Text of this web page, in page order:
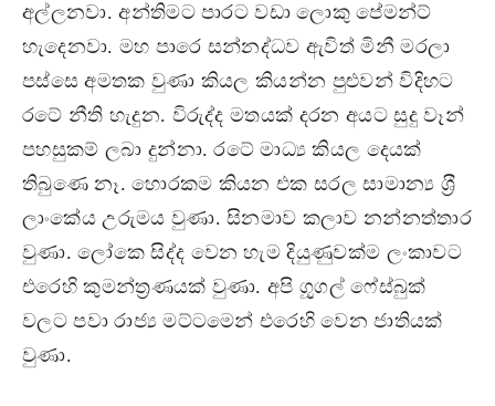
අල්ලනවා. අන්තිමට පාරට වඩා ලොකු පේමන්ට්
හැදෙනවා. මහ පාරෙ සන්නද්ධව ඇවිත් මිනී මරලා
පස්සෙ අමතක වුණා කියල කියන්න පුළුවන් විදිහට
රටේ නීති හැදුන. විරුද්ද මතයක් දරන අයට සුදු වෑන්
පහසුකම් ලබා දුන්නා. රටේ මාධ්‍ය කියල දෙයක්
තිබුණෙ නෑ. හොරකම කියන එක සරල සාමාන්‍ය ශ‍්‍රී
ලාංකේය උරුමය වුණා. සිනමාව කලාව නන්නත්තාර
වුණා. ලෝකෙ සිද්ද වෙන හැම දියුණුවක්ම ලංකාවට
එරෙහි කුමන්ත‍්‍රණයක් වුණා. අපි ගූූගල් ෆේස්බුක්
වලට පවා රාජ්‍ය මට්ටමෙන් එරෙහි වෙන ජාතියක්
වුණා.